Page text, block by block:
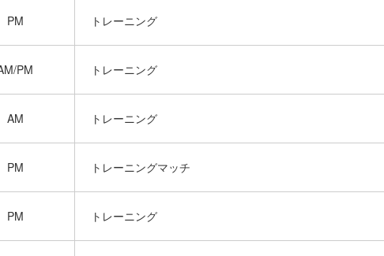
PM トレーニング
PM トレーニング
AM トレーニング
PM トレーニングマッチ
PM トレーニング